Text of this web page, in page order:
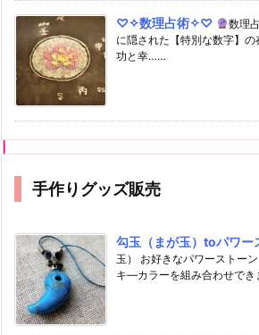
♡✧数理占術✧♡ 数理
に隠された【特別な数字】
功と幸……
手作りグッズ販売
勾玉（まが玉）toパワー
玉） お好きなパワーストー
キ―カラーを組み合わせで